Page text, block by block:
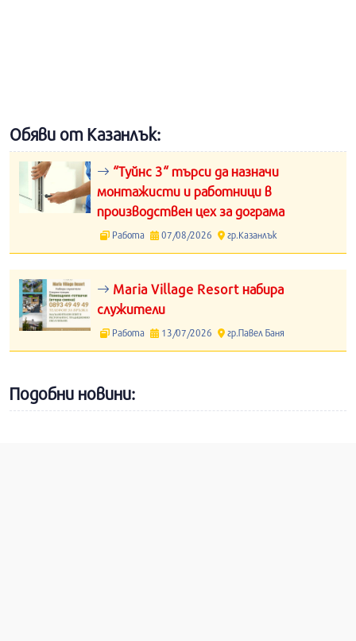
Обяви от Казанлък:
“Туйнс 3“ търси да назначи
монтажисти и работници в
производствен цех за дограма
Работа 07/08/2026 гр.Казанлък
Maria Village Resort набира
служители
Работа 13/07/2026 гр.Павел Баня
Подобни новини: